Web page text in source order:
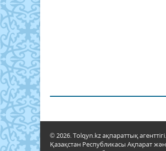
© 2026. Tolqyn.kz ақпараттық агенттігі.
Қазақстан Республикасы Ақпарат